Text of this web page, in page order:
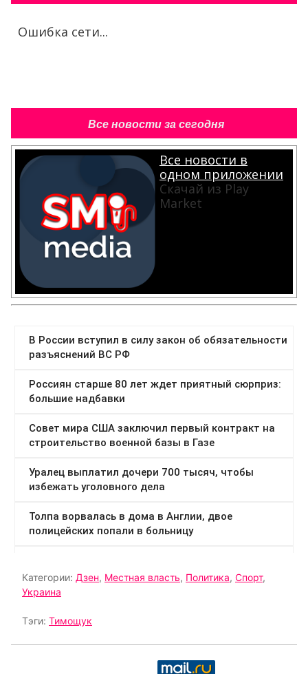
Ошибка сети...
Все новости за сегодня
Все новости в
одном приложении
Скачай из Play
Market
Категории: Дзен, Местная власть, Политика, Спорт,
Украина
Тэги: Тимощук